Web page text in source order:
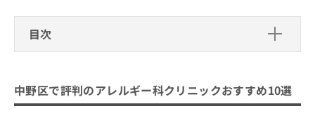
目次
中野ひだまりクリニック
中野区で評判のアレルギー科クリニックおすすめ10選
す。
約・
症状
ら
無
報
拡
こ
料
の
は